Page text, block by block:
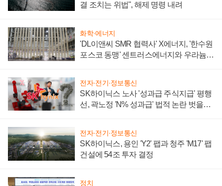
결 조치는 위법", 해제 명령 내려
화학·에너지
'DL이앤씨 SMR 협력사' X에너지, '한수원
포스코 동맹' 센트러스에너지와 우라늄
전자·전기·정보통신
SK하이닉스 노사 '성과급 주식지급' 평행
선, 곽노정 'N% 성과급' 법적 논란 벗을지
전자·전기·정보통신
SK하이닉스, 용인 'Y2' 팹과 청주 'M17' 팹
건설에 54조 투자 결정
정치